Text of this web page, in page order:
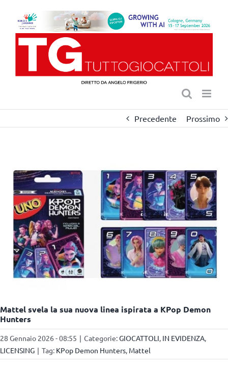
contenuto
Precedente Prossimo
Mattel svela la sua nuova linea ispirata a KPop Demon
Hunters
28 Gennaio 2026 - 08:55 | Categorie:GIOCATTOLI, IN EVIDENZA,
LICENSING | Tag: KPop Demon Hunters, Mattel